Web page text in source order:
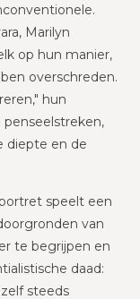
Marilyn
op hun manier,
overschreden.
hun
diepte en de
speelt een
van
te begrijpen en
daad:
steeds